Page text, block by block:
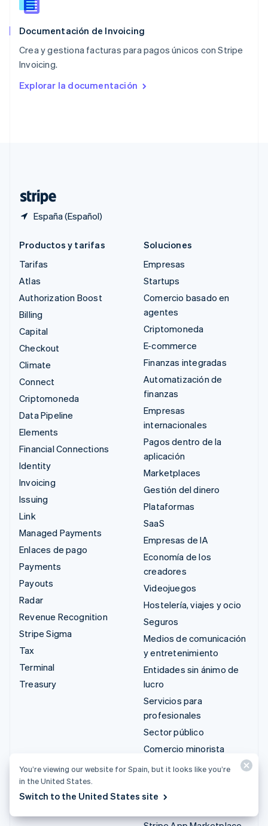
Documentación de Invoicing
Crea y gestiona facturas para pagos únicos con Stripe
Invoicing.
Explorar la documentación
España (Español)
RAE de Hong Kong, China
Reino Unido
República Checa
English
English
Productos y tarifas
Tarifas
Atlas
Authorization Boost
Billing
Capital
Checkout
Climate
Connect
Criptomoneda
Data Pipeline
Elements
Financial Connections
Identity
Invoicing
Issuing
Link
Managed Payments
Enlaces de pago
Payments
Payouts
Radar
Revenue Recognition
Stripe Sigma
Tax
Terminal
Treasury
Soluciones
Empresas
Startups
Comercio basado en
agentes
Criptomoneda
E-commerce
Finanzas integradas
Automatización de
finanzas
Empresas
internacionales
Pagos dentro de la
aplicación
Marketplaces
Gestión del dinero
Plataformas
SaaS
Empresas de IA
Economía de los
creadores
Videojuegos
Hostelería, viajes y ocio
Seguros
Medios de comunicación
y entretenimiento
Entidades sin ánimo de
lucro
Servicios para
profesionales
Sector público
Comercio minorista
Integraciones y
soluciones
You’re viewing our website for Spain, but it looks like you’re
in the United States.
Switch to the United States site